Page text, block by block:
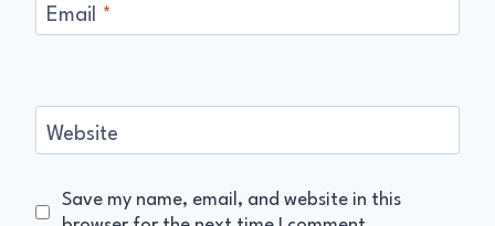
Email *
Website
Save my name, email, and website in this